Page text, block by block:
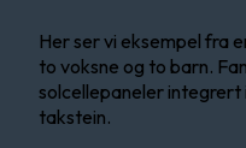
Her ser vi eksempel fra
to voksne og to barn.
solcellepaneler integrert
takstein.